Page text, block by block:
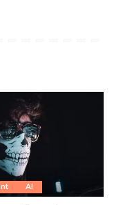
AI